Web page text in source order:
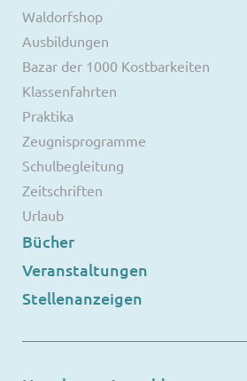
Waldorfshop
Ausbildungen
Bazar der 1000 Kostbarkeiten
Klassenfahrten
Praktika
Zeugnisprogramme
Schulbegleitung
Zeitschriften
Urlaub
Bücher
Veranstaltungen
Stellenanzeigen